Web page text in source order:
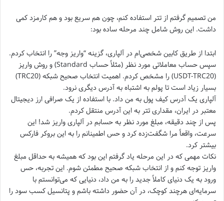
من تصمیم گرفتم از تتر استفاده کنم، چون هم سریع بود و هم کارمزد کمی
داشت. این روش شامل چند مرحله ساده بود:
ابتدا از طریق کابین شخصی‌ام در آلپاری، گزینه “واریز وجه” را انتخاب کردم.
سپس حساب معاملاتی مورد نظر (مثلاً حساب Standard) و روش واریز
(USDT-TRC20) را مشخص کردم. اهمیت انتخاب صحیح شبکه (TRC20)
بسیار زیاد است تا پولم به اشتباه به آدرس دیگری نرود.
آلپاری یک آدرس کیف پول به من داد. با استفاده از یک صرافی ارز دیجیتال
معتبر در ایران، مقداری تتر به این آدرس منتقل کردم.
پس از چند دقیقه، مبلغ مورد نظر به حسابم در آلپاری واریز شد! این
سرعت، واقعاً مرا شگفت‌زده کرد و حس اطمینانم را به این بروکر فارکس
بیشتر کرد.
نکات مهمی که در این مرحله یاد گرفتم این بود که همیشه به حداقل مبلغ
واریز توجه کنم و از انتخاب شبکه صحیح مطمئن شوم. این تجربه، حس
ورود به یک دنیای کاملاً جدید را به من داد، دنیایی که می‌توانستم با
سرمایه‌ای هرچند کوچک، در آن حضور داشته باشم و پتانسیل کسب سود را